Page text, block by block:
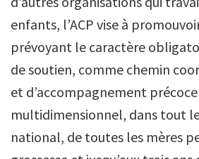
enfants, l’ACP vise à
prévoyant le caractère
de soutien, comme chemin
et d’accompagnement
multidimensionnel, dans tout
national, de toutes les mères